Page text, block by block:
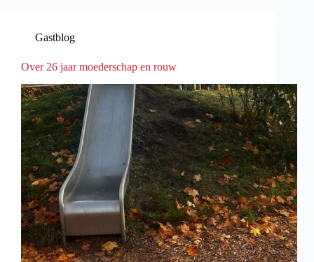
Gastblog
Over 26 jaar moederschap en rouw